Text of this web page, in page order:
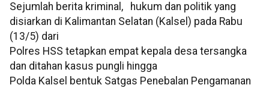
Sejumlah berita kriminal, hukum dan politik yang
disiarkan di Kalimantan Selatan (Kalsel) pada Rabu
(13/5) dari
Polres HSS tetapkan empat kepala desa tersangka
dan ditahan kasus pungli hingga
Polda Kalsel bentuk Satgas Penebalan Pengamanan